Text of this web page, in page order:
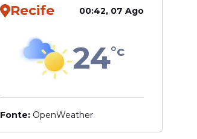
Recife 00:42, 07 Ago
24°c
Fonte: OpenWeather